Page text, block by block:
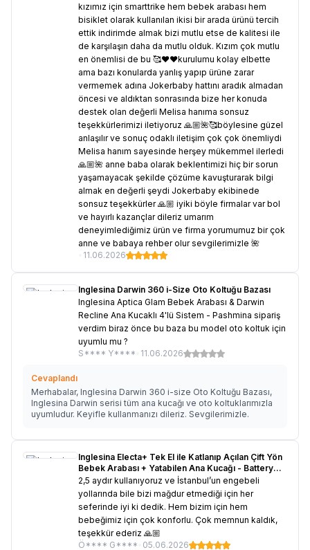
kızımız için smarttrike hem bebek arabası hem
bisiklet olarak kullanılan ikisi bir arada ürünü tercih
ettik indirimde almak bizi mutlu etse de kalitesi ile
de karşılaşın daha da mutlu olduk. Kızım çok mutlu
en önemlisi de bu 🥰❤️❤️kurulumu kolay elbette
ama bazı konularda yanlış yapıp ürüne zarar
vermemek adına Jokerbaby hattını aradık almadan
öncesi ve aldıktan sonrasında bize her konuda
destek olan değerli Melisa hanıma sonsuz
teşekkürlerimizi iletiyoruz 🙏🏼🌺🥰böylesine güzel
anlaşılır ve sonuç odaklı iletişim çok çok önemliydi
Melisa hanım sayesinde herşey mükemmel ilerledi
🙏🏼🌺 anne baba olarak beklentimizi hiç bir sorun
yaşamayacak şekilde çözüme kavuşturarak bilgi
almak en değerli şeydi Jokerbaby ekibinede
sonsuz teşekkürler 🙏🏼 iyiki böyle firmalar var bol
ve hayırlı kazançlar dileriz umarım
deneyimlediğimiz ürün ve firma yorumumuz bir çok
anne ve babaya rehber olur sevgilerimizle 🌺
11.06.2026
Inglesina Darwin 360 i-Size Oto Koltuğu Bazası
Inglesina Aptica Glam Bebek Arabası & Darwin
Recline Ana Kucaklı 4'lü Sistem - Pashmina sipariş
verdim biraz önce bu baza bu model oto koltuk için
uyumlu mu ?
S**** Y**** 11.06.2026
Cevaplandı
Merhabalar, Inglesina Darwin 360 i-size Oto Koltuğu Bazası,
Inglesina Darwin serisi tüm ana kucağı ve oto koltuklarımızla
uyumludur. Keyifle kullanmanızı dileriz. Sevgilerimizle.
Inglesina Electa+ Tek El ile Katlanıp Açılan Çift Yön
Bebek Arabası + Yatabilen Ana Kucağı - Battery
Beige
2,5 aydır kullanıyoruz ve İstanbul’un engebeli
yollarında bile bizi mağdur etmediği için her
seferinde iyi ki dedik. Hem bizim için hem
bebeğimiz için çok konforlu. Çok memnun kaldık,
teşekkür ederiz 🙏🏼
Ö**** G**** 05.06.2026